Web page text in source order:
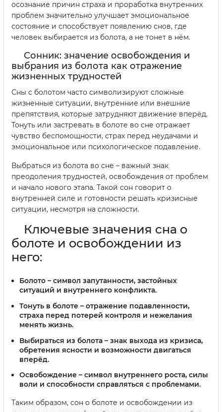
осознание причин страха и проработка внутренних
проблем значительно улучшает эмоциональное
состояние и способствует появлению снов, где
человек выбирается из болота, а не тонет в нём.
Сонник: значение освобождения и
выбрания из болота как отражение
жизненных трудностей
Сны с болотом часто символизируют сложные
жизненные ситуации, внутренние или внешние
препятствия, которые затрудняют движение вперёд.
Тонуть или застревать в болоте во сне отражает
чувство беспомощности, страх перед неудачами и
эмоциональное или психологическое подавление.
Выбраться из болота во сне – важный знак
преодоления трудностей, освобождения от проблем
и начало нового этапа. Такой сон говорит о
внутренней силе и готовности решать кризисные
ситуации, несмотря на сложности.
Ключевые значения сна о
болоте и освобождении из
него:
Болото – символ запутанности, застойных
ситуаций и внутреннего конфликта.
Тонуть в болоте – отражение подавленности,
страха перед потерей контроля и нежелания
менять жизнь.
Выбираться из болота – знак выхода из кризиса,
обретения ясности и возможности двигаться
вперёд.
Освобождение – символ внутреннего роста, силы
воли и способности справляться с проблемами.
Таким образом, сон о болоте и освобождении из